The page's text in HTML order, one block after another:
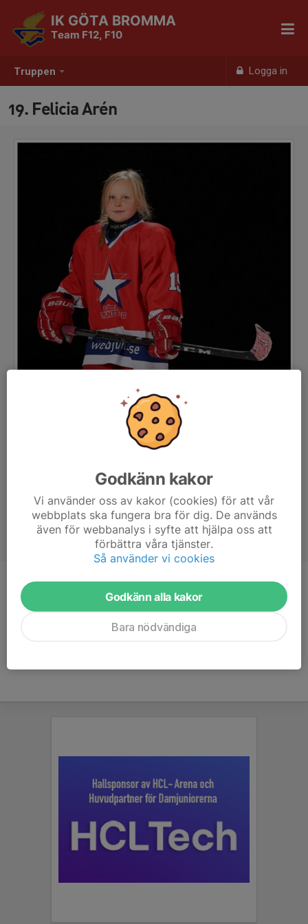
Truppen Logga in
IK GÖTA BROMMA
Team F12, F10
19. Felicia Arén
Position
Ålder
10 år
Godkänn kakor
Vi använder oss av kakor (cookies) för att vår
webbplats ska fungera bra för dig. De används
även för webbanalys i syfte att hjälpa oss att
förbättra våra tjänster.
Så använder vi cookies
Godkänn alla kakor
Bara nödvändiga